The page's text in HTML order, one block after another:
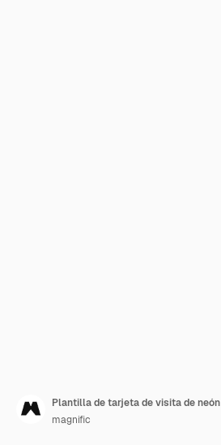
Plantilla de tarjeta de visita de neón
magnific